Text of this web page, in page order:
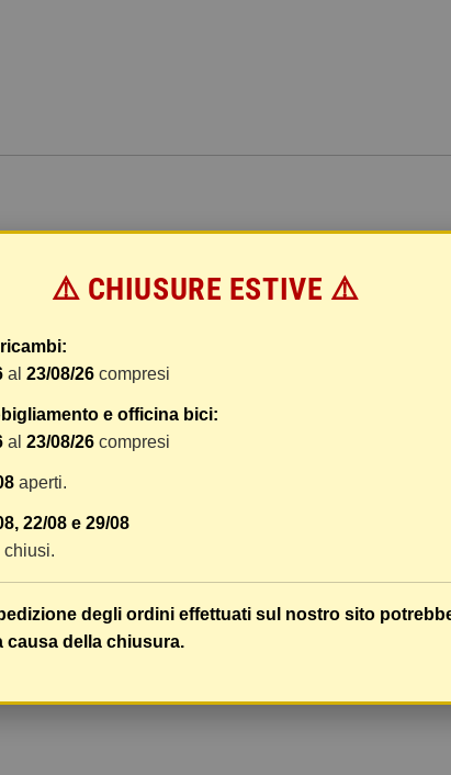
⚠️ CHIUSURE ESTIVE ⚠️
al 23/08/26 compresi
e officina bici:
al 23/08/26 compresi
aperti.
22/08 e 29/08
chiusi.
degli ordini effettuati sul nostro sito
causa della chiusura.